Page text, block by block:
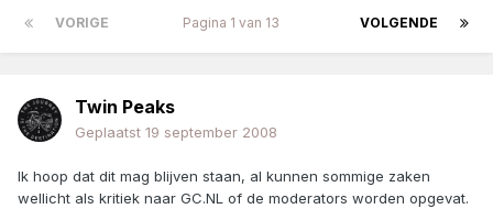
VORIGE VOLGENDE
Pagina 1 van 13
Twin Peaks
Geplaatst 19 september 2008
Ik hoop dat dit mag blijven staan, al kunnen sommige zaken
wellicht als kritiek naar GC.NL of de moderators worden opgevat.